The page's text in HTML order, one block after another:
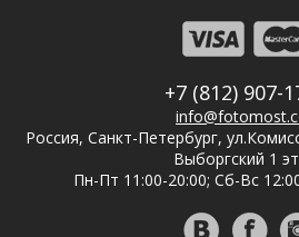
+7 (812) 907-
Россия, Санкт-Петербург,
Выборгский 1
Пн-Пт 11:00-20:00; Сб-Вс